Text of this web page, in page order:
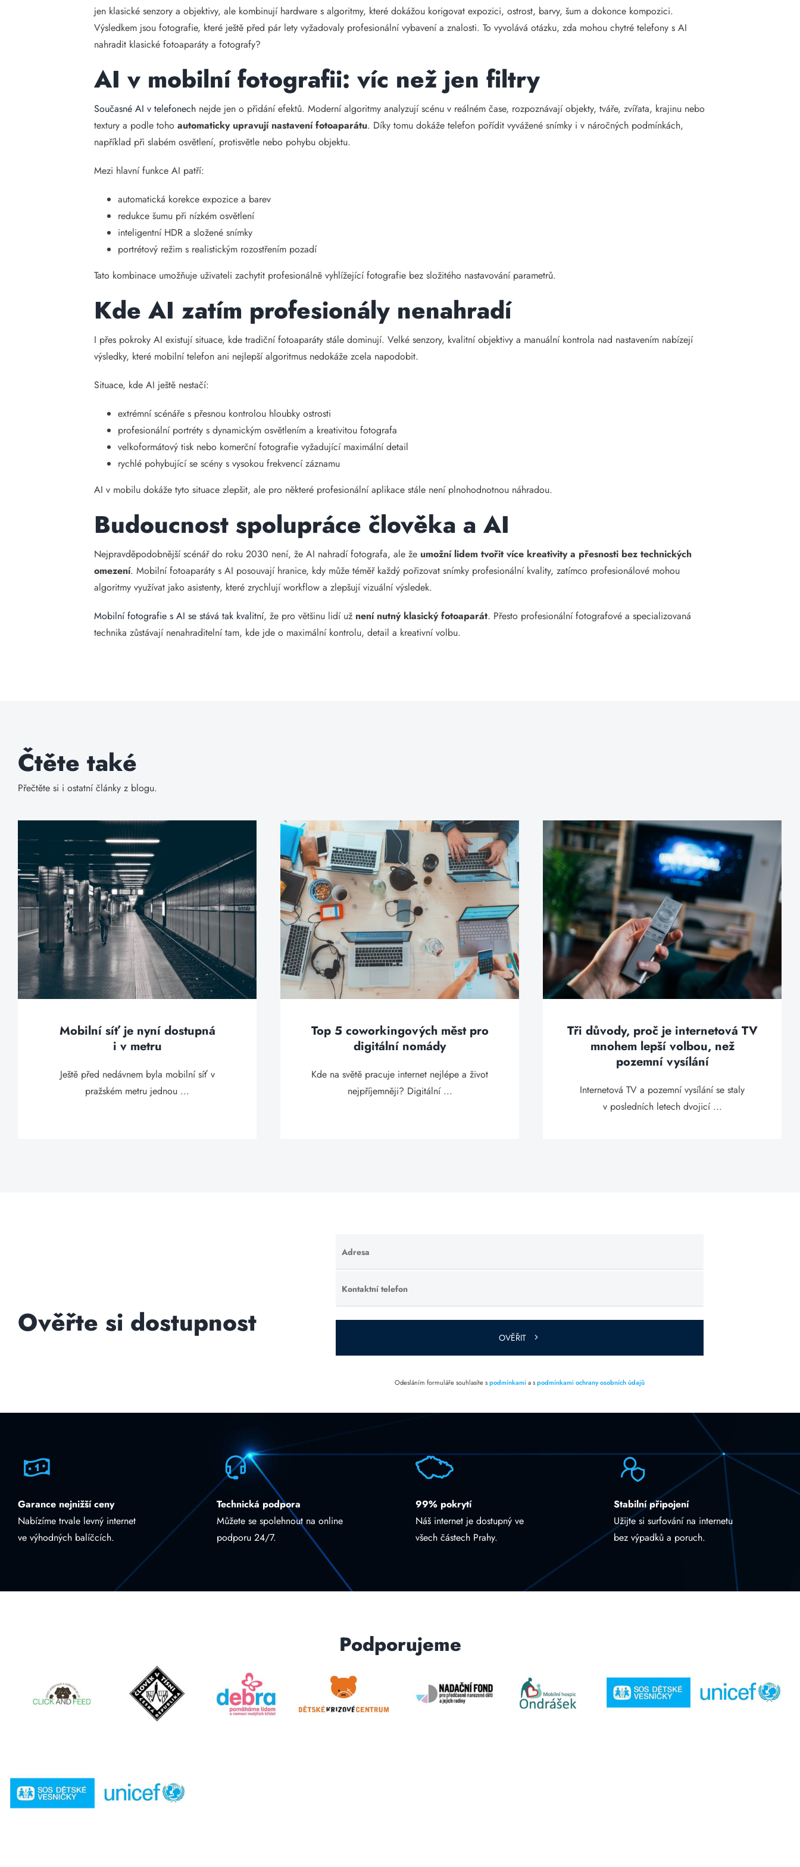
jen klasické senzory a objektivy, ale kombinují hardware s algoritmy, které dokážou korigovat expozici, ostrost, barvy, šum a dokonce kompozici.
Výsledkem jsou fotografie, které ještě před pár lety vyžadovaly profesionální vybavení a znalosti. To vyvolává otázku, zda mohou chytré telefony s AI
nahradit klasické fotoaparáty a fotografy?
AI v mobilní fotografii: víc než jen filtry
Současné AI v telefonech nejde jen o přidání efektů. Moderní algoritmy analyzují scénu v reálném čase, rozpoznávají objekty, tváře, zvířata, krajinu nebo
textury a podle tohoautomaticky upravují nastavení fotoaparátu. Díky tomu dokáže telefon pořídit vyvážené snímky i v náročných podmínkách,
například při slabém osvětlení, protisvětle nebo pohybu objektu.
Mezi hlavní funkce AI patří:
automatická korekce expozice a barev
redukce šumu při nízkém osvětlení
inteligentní HDR a složené snímky
portrétový režim s realistickým rozostřením pozadí
Tato kombinace umožňuje uživateli zachytit profesionálně vyhlížející fotografie bez složitého nastavování parametrů.
Kde AI zatím profesionály nenahradí
I přes pokroky AI existují situace, kde tradiční fotoaparáty stále dominují. Velké senzory, kvalitní objektivy a manuální kontrola nad nastavením nabízejí
výsledky, které mobilní telefon ani nejlepší algoritmus nedokáže zcela napodobit.
Situace, kde AI ještě nestačí:
extrémní scénáře s přesnou kontrolou hloubky ostrosti
profesionální portréty s dynamickým osvětlením a kreativitou fotografa
velkoformátový tisk nebo komerční fotografie vyžadující maximální detail
rychlé pohybující se scény s vysokou frekvencí záznamu
AI v mobilu dokáže tyto situace zlepšit, ale pro některé profesionální aplikace stále není plnohodnotnou náhradou.
Budoucnost spolupráce člověka a AI
Nejpravděpodobnější scénář do roku 2030 není, že AI nahradí fotografa, ale že umožní lidem tvořit více kreativity a přesnosti bez technických
omezení. Mobilní fotoaparáty s AI posouvají hranice, kdy může téměř každý pořizovat snímky profesionální kvality, zatímco profesionálové mohou
algoritmy využívat jako asistenty, které zrychlují workflow a zlepšují vizuální výsledek.
Mobilní fotografie s AI se stává tak kvalitní, že pro většinu lidí už není nutný klasický fotoaparát. Přesto profesionální fotografové a specializovaná
technika zůstávají nenahraditelní tam, kde jde o maximální kontrolu, detail a kreativní volbu.
Čtěte také
Přečtěte si i ostatní články z blogu.
Mobilní síť je nyní dostupná
i v metru
Ještě před nedávnem byla mobilní síť v
pražském metru jednou ...
Top 5 coworkingových měst pro
digitální nomády
Kde na světě pracuje internet nejlépe a život
nejpříjemněji? Digitální ...
Tři důvody, proč je internetová TV
mnohem lepší volbou, než
pozemní vysílání
Internetová TV a pozemní vysílání se staly
v posledních letech dvojicí ...
Ověřte si dostupnost
Adresa
Ponechte
toto pole
prázdné.
Kontaktní telefon
Ponechte
toto pole
prázdné.
OVĚŘIT
Odesláním formuláře souhlasíte spodmínkamia spodmínkami ochrany osobních údajů
Garance nejnižší ceny
Nabízíme trvale levný internet
ve výhodných balíčcích.
Technická podpora
Můžete se spolehnout na online
podporu 24/7.
99% pokrytí
Náš internet je dostupný ve
všech částech Prahy.
Stabilní připojení
Užijte si surfování na internetu
bez výpadků a poruch.
Podporujeme